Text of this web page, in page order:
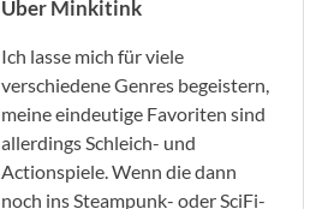
Über Minkitink
Ich lasse mich für viele
verschiedene Genres begeistern,
meine eindeutige Favoriten sind
allerdings Schleich- und
Actionspiele. Wenn die dann
noch ins Steampunk- oder SciFi-